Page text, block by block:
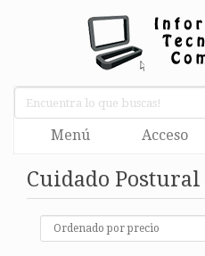
Menú Acceso
Cuidado Postural